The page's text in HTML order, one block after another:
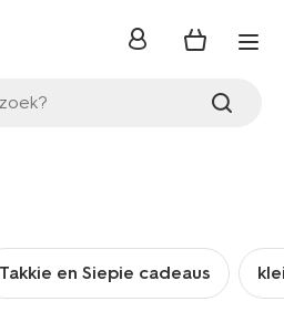
inloggen
Takkie en Siepie cadeaus